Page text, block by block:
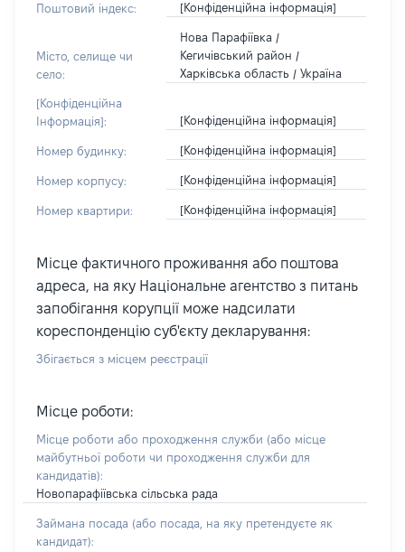
Поштовий індекс: [Конфіденційна інформація]
Місто, селище чи
село:
Нова Парафіївка /
Кегичівський район /
Харківська область / Україна
[Конфіденційна
Інформація]:
[Конфіденційна інформація]
Номер будинку: [Конфіденційна інформація]
Номер корпусу: [Конфіденційна інформація]
Номер квартири: [Конфіденційна інформація]
Місце фактичного проживання або поштова
адреса, на яку Національне агентство з питань
запобігання корупції може надсилати
кореспонденцію суб'єкту декларування:
Збігається з місцем реєстрації
Місце роботи:
Місце роботи або проходження служби (або місце
майбутньої роботи чи проходження служби для
кандидатів):
Новопарафіївська сільська рада
Займана посада (або посада, на яку претендуєте як
кандидат):